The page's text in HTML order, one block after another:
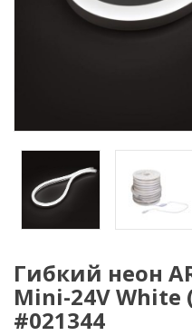
Гибкий неон
Mini-24V White
#021344